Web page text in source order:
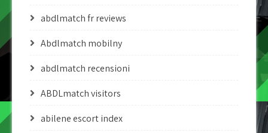
abdlmatch fr reviews
Abdlmatch mobilny
abdlmatch recensioni
ABDLmatch visitors
abilene escort index